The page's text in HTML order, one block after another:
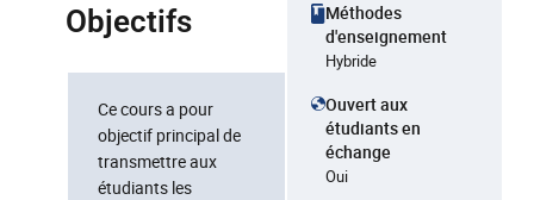
Objectifs
Ce cours a pour
objectif principal de
transmettre aux
étudiants les
Méthodes
d'enseignement
Hybride
Ouvert aux
étudiants en
échange
Oui